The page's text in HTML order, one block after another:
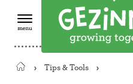
Terug
Tips & Tools